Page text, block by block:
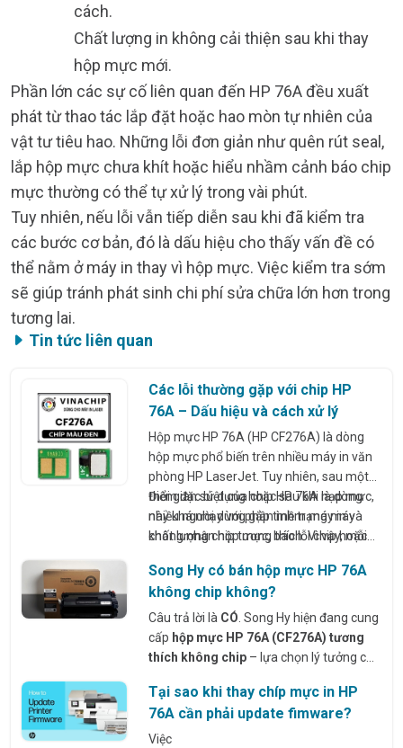
cách.
Chất lượng in không cải thiện sau khi thay
hộp mực mới.
Phần lớn các sự cố liên quan đến HP 76A đều xuất
phát từ thao tác lắp đặt hoặc hao mòn tự nhiên của
vật tư tiêu hao. Những lỗi đơn giản như quên rút seal,
lắp hộp mực chưa khít hoặc hiểu nhầm cảnh báo chip
mực thường có thể tự xử lý trong vài phút.
Tuy nhiên, nếu lỗi vẫn tiếp diễn sau khi đã kiểm tra
các bước cơ bản, đó là dấu hiệu cho thấy vấn đề có
thể nằm ở máy in thay vì hộp mực. Việc kiểm tra sớm
sẽ giúp tránh phát sinh chi phí sửa chữa lớn hơn trong
tương lai.
Tin tức liên quan
Các lỗi thường gặp với chip HP
76A – Dấu hiệu và cách xử lý
Hộp mực HP 76A (HP CF276A) là dòng
hộp mực phổ biến trên nhiều máy in văn
phòng HP LaserJet. Tuy nhiên, sau một
thời gian sử dụng hoặc sau khi nạp mực,
nhiều người dùng gặp tình trạng máy
không nhận hộp mực, báo lỗi chip hoặc
Điểm đặc biệt của chip HP 76A là dòng
này khá nhạy với phần mềm máy in và
chất lượng chip tương thích. Vì vậy, mỗi
xử lý khác nhau. Bài viết dưới đây sẽ tổng
hợp các lỗi chip HP 76A thường gặp nhất
và cách khắc phục thực tế.
Song Hy có bán hộp mực HP 76A
không chip không?
Câu trả lời là CÓ . Song Hy hiện đang cung
cấp hộp mực HP 76A (CF276A) tương
thích không chip – lựa chọn lý tưởng cho
nhưng vẫn đảm bảochất lượng bản in
sắc nétvà độ ổn định cao.
Tại sao khi thay chíp mực in HP
76A cần phải update fimware?
Việc